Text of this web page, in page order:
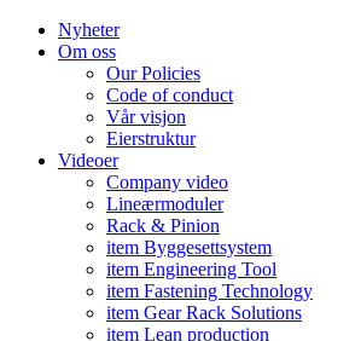
Nyheter
Om oss
Our Policies
Code of conduct
Vår visjon
Eierstruktur
Videoer
Company video
Lineærmoduler
Rack & Pinion
item Byggesettsystem
item Engineering Tool
item Fastening Technology
item Gear Rack Solutions
item Lean production